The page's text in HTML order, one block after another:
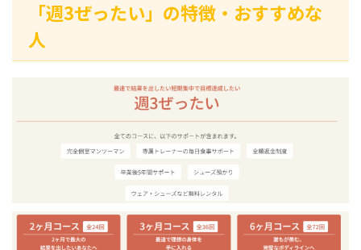
「週3ぜったい」の特徴・おすすめな
人